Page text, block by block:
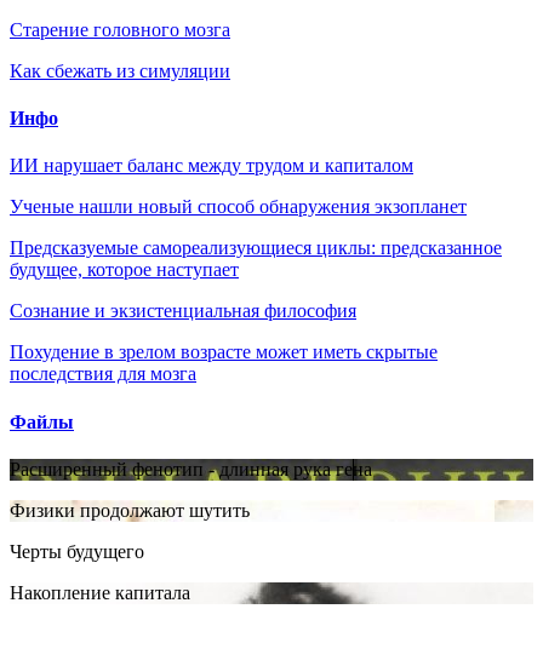
Старение головного мозга
Как сбежать из симуляции
Инфо
ИИ нарушает баланс между трудом и капиталом
Ученые нашли новый способ обнаружения экзопланет
Предсказуемые самореализующиеся циклы: предсказанное
будущее, которое наступает
Сознание и экзистенциальная философия
Похудение в зрелом возрасте может иметь скрытые
последствия для мозга
Файлы
Расширенный фенотип - длинная рука гена
Физики продолжают шутить
Черты будущего
Накопление капитала